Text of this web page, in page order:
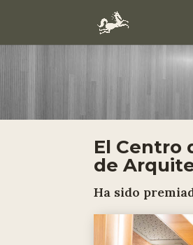
El Centro
de
Ha sido